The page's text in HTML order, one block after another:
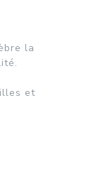
la
et